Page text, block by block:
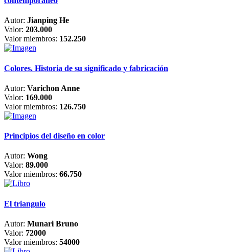
Autor: Jianping He
Valor: 203.000
Valor miembros: 152.250
Colores. Historia de su significado y fabricación
Autor: Varichon Anne
Valor: 169.000
Valor miembros: 126.750
Principios del diseño en color
Autor: Wong
Valor: 89.000
Valor miembros: 66.750
El triangulo
Autor: Munari Bruno
Valor: 72000
Valor miembros: 54000